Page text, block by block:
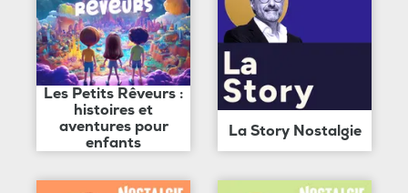
Les Petits Rêveurs :
histoires et
aventures pour
enfants
La Story Nostalgie